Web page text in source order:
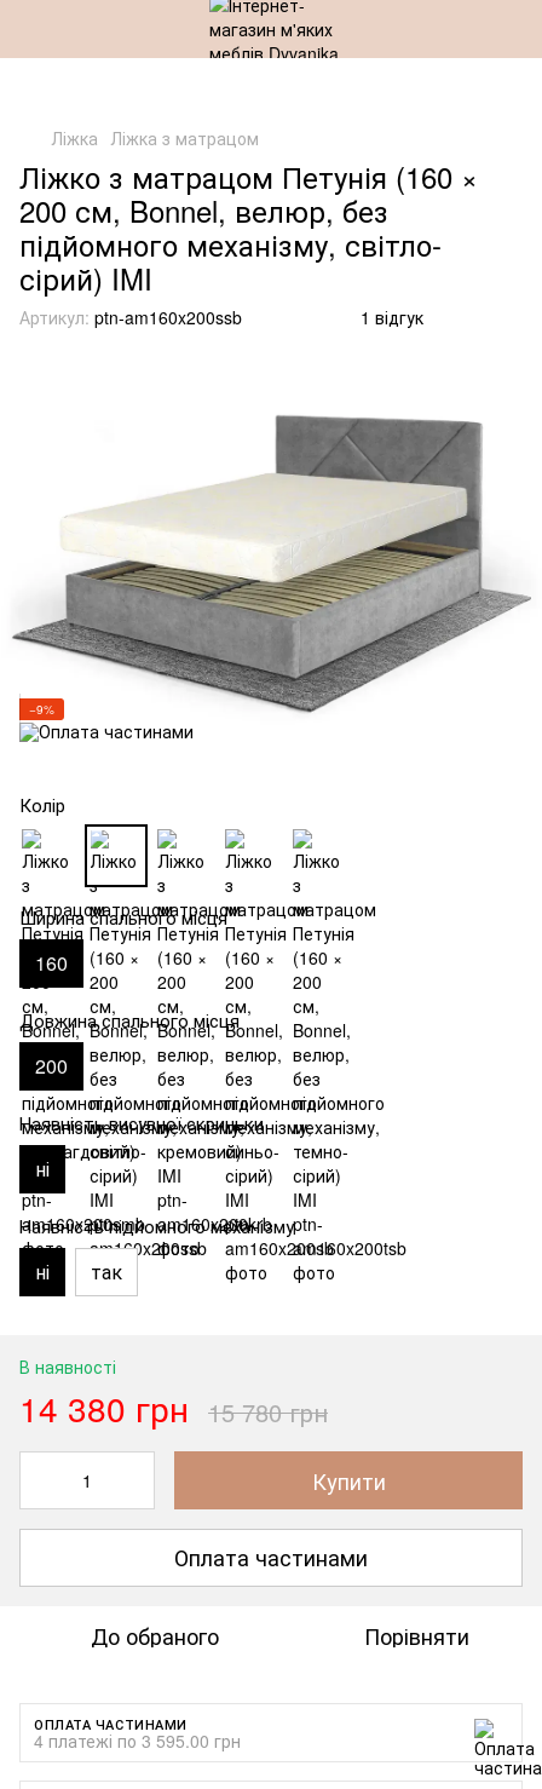
Ліжка Ліжка з матрацом
Ліжко з матрацом Петунія (160 ×
200 см, Bonnel, велюр, без
підйомного механізму, світло-
сірий) IMI
Артикул: ptn-am160x200ssb 1 відгук
−9%
Колір
Ширина спального місця
160
Довжина спального місця
200
Наявність висувної скриньки
ні
Наявність підйомного механізму
ні так
В наявності
14 380 грн 15 780 грн
Купити
Оплата частинами
До обраного Порівняти
ОПЛАТА ЧАСТИНАМИ
4 платежі по 3 595.00 грн